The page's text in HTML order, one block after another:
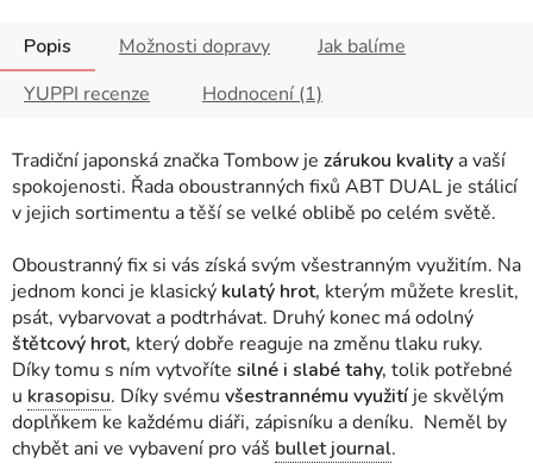
Popis Možnosti dopravy
Jak balíme
YUPPI recenze
Hodnocení (1)
Tradiční japonská značka Tombow je zárukou kvality a vaší
spokojenosti. Řada oboustranných fixů ABT DUAL je stálicí
v jejich sortimentu a těší se velké oblibě po celém světě.
Oboustranný fix si vás získá svým všestranným využitím. Na
jednom konci je klasický kulatý hrot, kterým můžete kreslit,
psát, vybarvovat a podtrhávat. Druhý konec má odolný
štětcový hrot, který dobře reaguje na změnu tlaku ruky.
Díky tomu s ním vytvoříte silné i slabé tahy, tolik potřebné
u krasopisu. Díky svému všestrannému využitíje skvělým
doplňkem ke každému diáři, zápisníku a deníku. Neměl by
chybět ani ve vybavení pro váš bullet journal.